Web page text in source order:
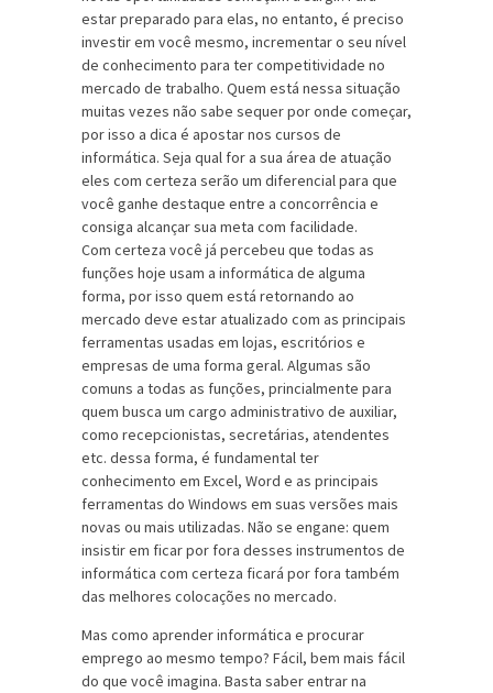
estar preparado para elas, no entanto, é preciso
investir em você mesmo, incrementar o seu nível
de conhecimento para ter competitividade no
mercado de trabalho. Quem está nessa situação
muitas vezes não sabe sequer por onde começar,
por isso a dica é apostar nos cursos de
informática. Seja qual for a sua área de atuação
eles com certeza serão um diferencial para que
você ganhe destaque entre a concorrência e
consiga alcançar sua meta com facilidade.
Com certeza você já percebeu que todas as
funções hoje usam a informática de alguma
forma, por isso quem está retornando ao
mercado deve estar atualizado com as principais
ferramentas usadas em lojas, escritórios e
empresas de uma forma geral. Algumas são
comuns a todas as funções, princialmente para
quem busca um cargo administrativo de auxiliar,
como recepcionistas, secretárias, atendentes
etc. dessa forma, é fundamental ter
conhecimento em Excel, Word e as principais
ferramentas do Windows em suas versões mais
novas ou mais utilizadas. Não se engane: quem
insistir em ficar por fora desses instrumentos de
informática com certeza ficará por fora também
das melhores colocações no mercado.
Mas como aprender informática e procurar
emprego ao mesmo tempo? Fácil, bem mais fácil
do que você imagina. Basta saber entrar na